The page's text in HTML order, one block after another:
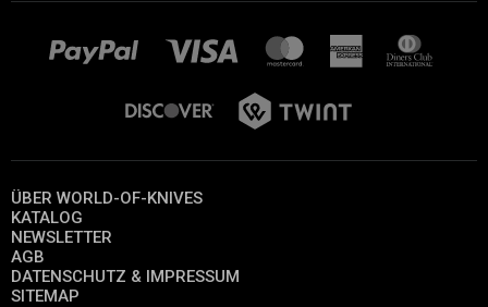
ÜBER WORLD-OF-KNIVES
KATALOG
NEWSLETTER
AGB
DATENSCHUTZ & IMPRESSUM
SITEMAP